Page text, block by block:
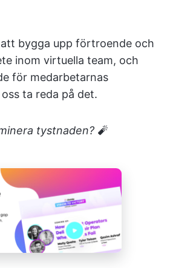
bygga upp förtroende och
inom virtuella team, och
för medarbetarnas
ta reda på det.
tystnaden? 🧨